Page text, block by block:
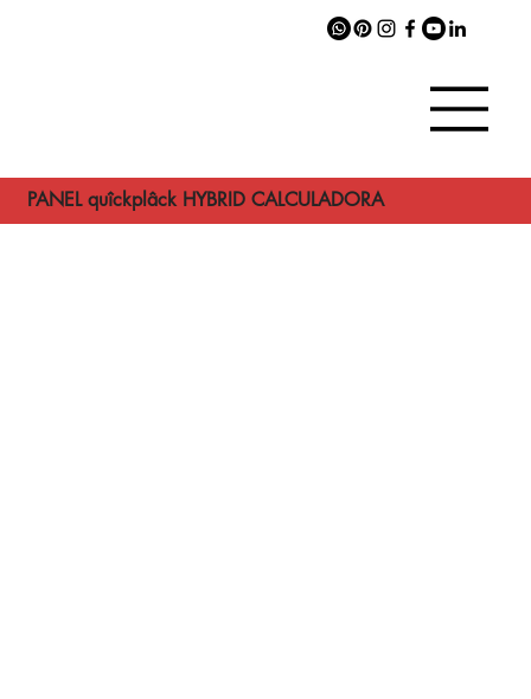
PANEL quîckplâck HYBRID CALCULADORA